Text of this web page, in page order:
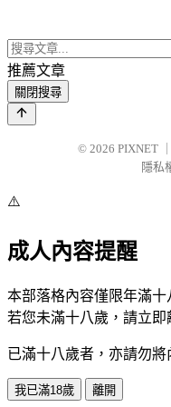
推薦文章
關閉搜尋
© 2026 PIXNET
隱私
⚠️
成人內容提醒
本部落格內容僅限年滿十
若您未滿十八歲，請立即
已滿十八歲者，亦請勿將
我已滿18歲 離開